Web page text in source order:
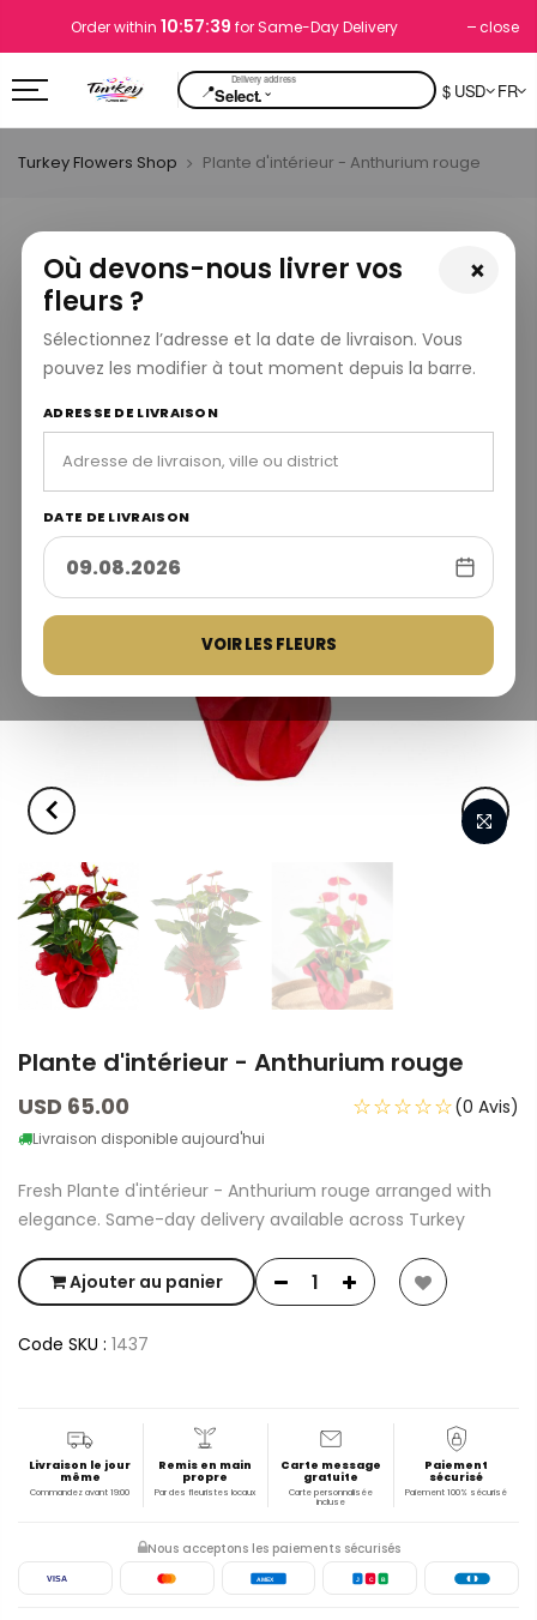
Order within 10:57:38 for Same-Day Delivery close
📍Select.⌄ $ USD FR
×
Où devons-nous livrer vos
fleurs ?
Sélectionnez l’adresse et la date de livraison. Vous
pouvez les modifier à tout moment depuis la barre.
ADRESSE DE LIVRAISON
DATE DE LIVRAISON
VOIR LES FLEURS
Turkey Flowers Shop Plante d'intérieur - Anthurium rouge
Plante d'intérieur - Anthurium rouge
USD 65.00
Livraison disponible aujourd'hui
☆☆☆☆☆(0 Avis)
Fresh Plante d'intérieur - Anthurium rouge arranged with
elegance. Same-day delivery available across Turkey
Ajouter au panier
Code SKU : 1437
Livraison le jour
même
Commandez avant 19:00
Remis en main
propre
Par des fleuristes locaux
Carte message
gratuite
Carte personnalisée
incluse
Paiement
sécurisé
Paiement 100% sécurisé
Nous acceptons les paiements sécurisés
VISA AMEX J C B